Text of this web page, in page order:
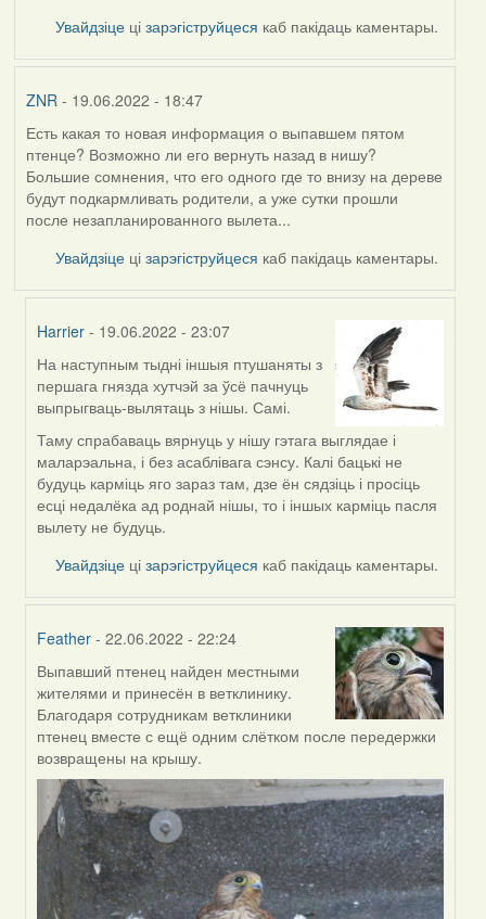
Увайдзіце цізарэгіструйцеся каб пакідаць каментары.
ZNR - 19.06.2022 - 18:47
Есть какая то новая информация о выпавшем пятом
птенце? Возможно ли его вернуть назад в нишу?
Большие сомнения, что его одного где то внизу на дереве
будут подкармливать родители, а уже сутки прошли
после незапланированного вылета...
Увайдзіце цізарэгіструйцеся каб пакідаць каментары.
Harrier - 19.06.2022 - 23:07
In
reply
to
by
ZNR
На наступным тыдні іншыя птушаняты з
першага гнязда хутчэй за ўсё пачнуць
выпрыгваць-вылятаць з нішы. Самі.
Таму спрабаваць вярнуць у нішу гэтага выглядае і
маларэальна, і без асаблівага сэнсу. Калі бацькі не
будуць карміць яго зараз там, дзе ён сядзіць і просіць
есці недалёка ад роднай нішы, то і іншых карміць пасля
вылету не будуць.
Увайдзіце цізарэгіструйцеся каб пакідаць каментары.
Feather - 22.06.2022 - 22:24
In
reply
to
by
ZNR
Выпавший птенец найден местными
жителями и принесён в ветклинику.
Благодаря сотрудникам ветклиники
птенец вместе с ещё одним слётком после передержки
возвращены на крышу.